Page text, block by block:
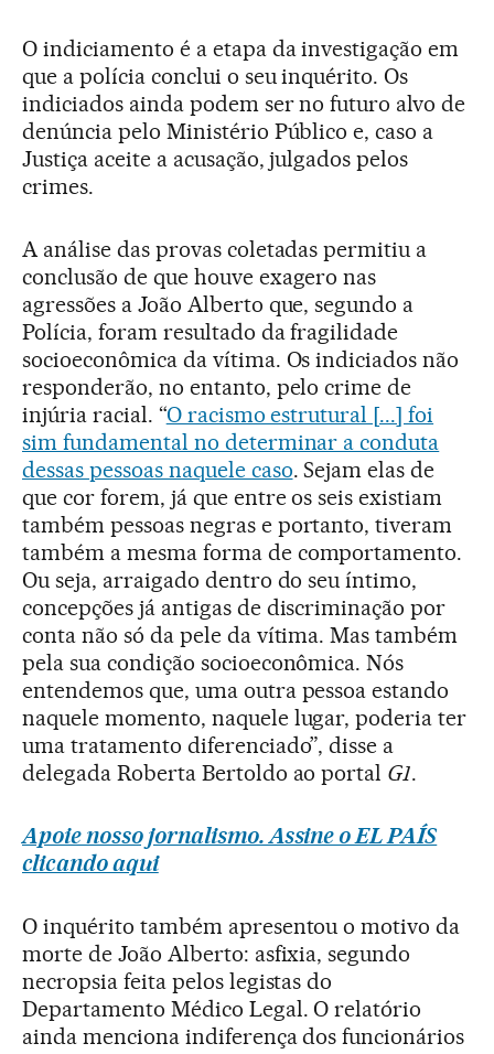
O indiciamento é a etapa da investigação em
que a polícia conclui o seu inquérito. Os
indiciados ainda podem ser no futuro alvo de
denúncia pelo Ministério Público e, caso a
Justiça aceite a acusação, julgados pelos
crimes.
A análise das provas coletadas permitiu a
conclusão de que houve exagero nas
agressões a João Alberto que, segundo a
Polícia, foram resultado da fragilidade
socioeconômica da vítima. Os indiciados não
responderão, no entanto, pelo crime de
injúria racial. “O racismo estrutural [...] foi
sim fundamental no determinar a conduta
dessas pessoas naquele caso. Sejam elas de
que cor forem, já que entre os seis existiam
também pessoas negras e portanto, tiveram
também a mesma forma de comportamento.
Ou seja, arraigado dentro do seu íntimo,
concepções já antigas de discriminação por
conta não só da pele da vítima. Mas também
pela sua condição socioeconômica. Nós
entendemos que, uma outra pessoa estando
naquele momento, naquele lugar, poderia ter
uma tratamento diferenciado”, disse a
delegada Roberta Bertoldo ao portal G1.
Apoie nosso jornalismo. Assine o EL PAÍS
clicando aqui
O inquérito também apresentou o motivo da
morte de João Alberto: asfixia, segundo
necropsia feita pelos legistas do
Departamento Médico Legal. O relatório
ainda menciona indiferença dos funcionários